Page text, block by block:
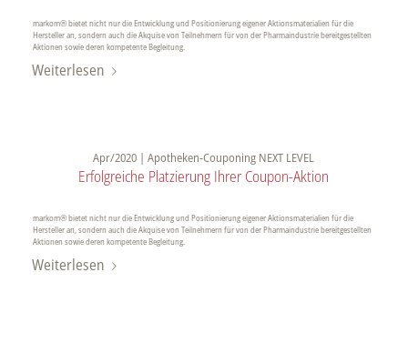
markom® bietet nicht nur die Entwicklung und Positionierung eigener Aktionsmaterialien für die
Hersteller an, sondern auch die Akquise von Teilnehmern für von der Pharmaindustrie bereitgestellten
Aktionen sowie deren kompetente Begleitung.
Weiterlesen
Apr/2020 | Apotheken-Couponing NEXT LEVEL
Erfolgreiche Platzierung Ihrer Coupon-Aktion
markom® bietet nicht nur die Entwicklung und Positionierung eigener Aktionsmaterialien für die
Hersteller an, sondern auch die Akquise von Teilnehmern für von der Pharmaindustrie bereitgestellten
Aktionen sowie deren kompetente Begleitung.
Weiterlesen